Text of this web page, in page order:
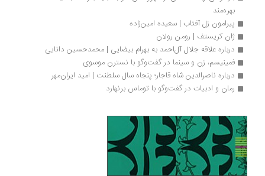
بهره‌مند
پیرامون زل آفتاب | سعیده امین‌زاده
ژان کریستف | رومن رولان
درباره علاقه جلال آل‌احمد به بهرام بیضایی | محمدحسین دانایی
فمینیسم، زن و سینما در گفت‌و‌گو با نسترن موسوی
درباره ناصرالدین شاه قاجار؛ پنجاه سال سلطنت | امید ایران‌مهر
رمان و ادبیات در گفت‌وگو با توماس برنهارد